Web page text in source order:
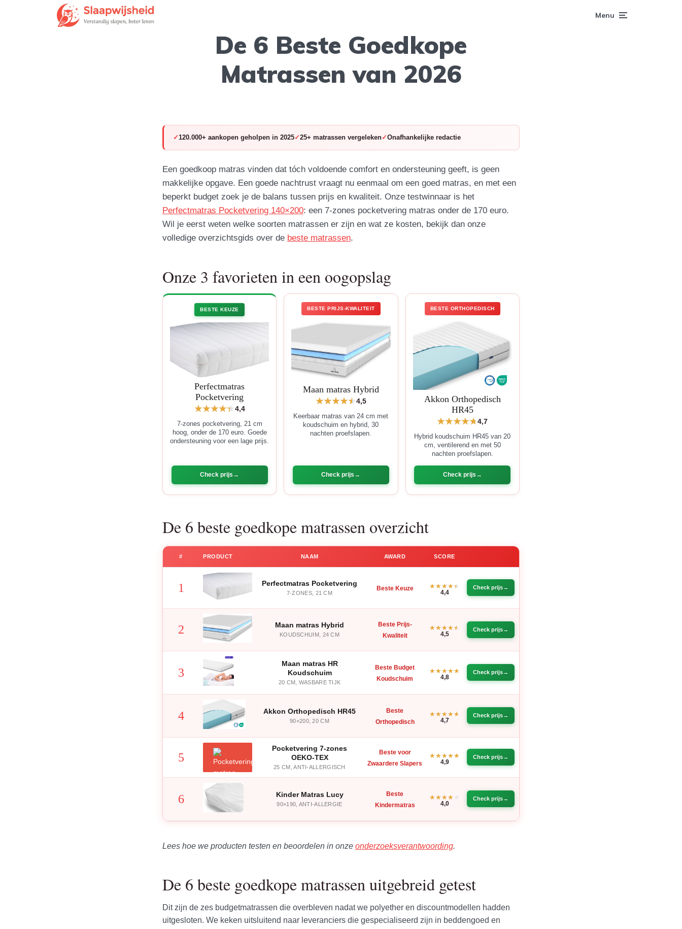
Menu
De 6 Beste Goedkope
Matrassen van 2026
120.000+ aankopen geholpen in 2025 25+ matrassen vergeleken Onafhankelijke redactie
Een goedkoop matras vinden dat tóch voldoende comfort en ondersteuning geeft, is geen
makkelijke opgave. Een goede nachtrust vraagt nu eenmaal om een goed matras, en met een
beperkt budget zoek je de balans tussen prijs en kwaliteit. Onze testwinnaar is het
Perfectmatras Pocketvering 140×200: een 7-zones pocketvering matras onder de 170 euro.
Wil je eerst weten welke soorten matrassen er zijn en wat ze kosten, bekijk dan onze
volledige overzichtsgids over de beste matrassen.
Onze 3 favorieten in een oogopslag
BESTE KEUZE
Perfectmatras
Pocketvering
4,4
7-zones pocketvering, 21 cm
hoog, onder de 170 euro. Goede
ondersteuning voor een lage prijs.
Check prijs
BESTE PRIJS-KWALITEIT
Maan matras Hybrid
4,5
Keerbaar matras van 24 cm met
koudschuim en hybrid, 30
nachten proefslapen.
Check prijs
BESTE ORTHOPEDISCH
Akkon Orthopedisch
HR45
4,7
Hybrid koudschuim HR45 van 20
cm, ventilerend en met 50
nachten proefslapen.
Check prijs
De 6 beste goedkope matrassen overzicht
# PRODUCT NAAM AWARD SCORE
1 Perfectmatras Pocketvering
7-ZONES, 21 CM
Beste Keuze
4,4
Check prijs
2 Maan matras Hybrid
KOUDSCHUIM, 24 CM
Beste Prijs-
Kwaliteit
4,5
Check prijs
3
Maan matras HR
Koudschuim
20 CM, WASBARE TIJK
Beste Budget
Koudschuim
4,8
Check prijs
4 Akkon Orthopedisch HR45
90×200, 20 CM
Beste
Orthopedisch
4,7
Check prijs
5
Pocketvering 7-zones
OEKO-TEX
25 CM, ANTI-ALLERGISCH
Beste voor
Zwaardere Slapers
4,9
Check prijs
6 Kinder Matras Lucy
90×190, ANTI-ALLERGIE
Beste
Kindermatras
4,0
Check prijs
Lees hoe we producten testen en beoordelen in onze onderzoeksverantwoording.
De 6 beste goedkope matrassen uitgebreid getest
Dit zijn de zes budgetmatrassen die overbleven nadat we polyether en discountmodellen hadden
uitgesloten. We keken uitsluitend naar leveranciers die gespecialiseerd zijn in beddengoed en